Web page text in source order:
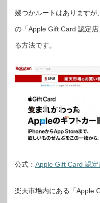
幾つかルートはありますが
の「Apple Gift Card 認定
る方法です。
公式： Apple Gift Card 認
楽天市場内にある「Apple